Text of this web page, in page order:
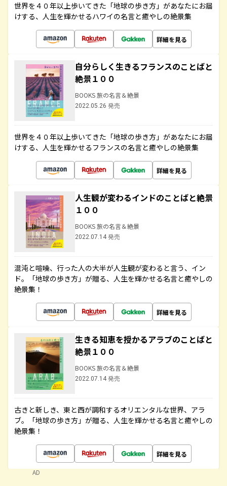
世界を４０年以上歩いてきた「地球の歩き方」があなたにお届
けする、人生を輝かせるハワイの名言と癒やしの絶景集
詳細を見る
自分らしく生きるフランスのことばと
絶景１００
BOOKS 旅の名言＆絶景
2022.05.26 発売
世界を４０年以上歩いてきた「地球の歩き方」があなたにお届
けする、人生を輝かせるフランスの名言と癒やしの絶景集
詳細を見る
人生観が変わるインドのことばと絶景
１００
BOOKS 旅の名言＆絶景
2022.07.14 発売
混沌と喧噪、行った人の大半が人生観が変わると言う、イン
ド。「地球の歩き方」が贈る、人生を輝かせる名言と癒やしの
絶景集！
詳細を見る
生きる知恵を授かるアラブのことばと
絶景１００
BOOKS 旅の名言＆絶景
2022.07.14 発売
古きと新しき、東と西が調和するオリエンタルな世界、アラ
ブ。「地球の歩き方」が贈る、人生を輝かせる名言と癒やしの
絶景集！
詳細を見る
AD